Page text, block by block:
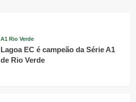
A1 Rio Verde
Lagoa EC é campeão da Série A1
de Rio Verde